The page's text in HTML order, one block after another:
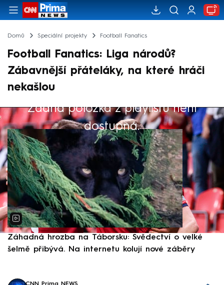
Domů Speciální projekty Football Fanatics
Football Fanatics: Liga národů?
Zábavnější přáteláky, na které hráči
nekašlou
Žádná položka z playlistu není
dostupná.
Výběr redakce
Záhadná hrozba na Táborsku: Svědectví o velké
šelmě přibývá. Na internetu kolují nové záběry
CNN Prima NEWS